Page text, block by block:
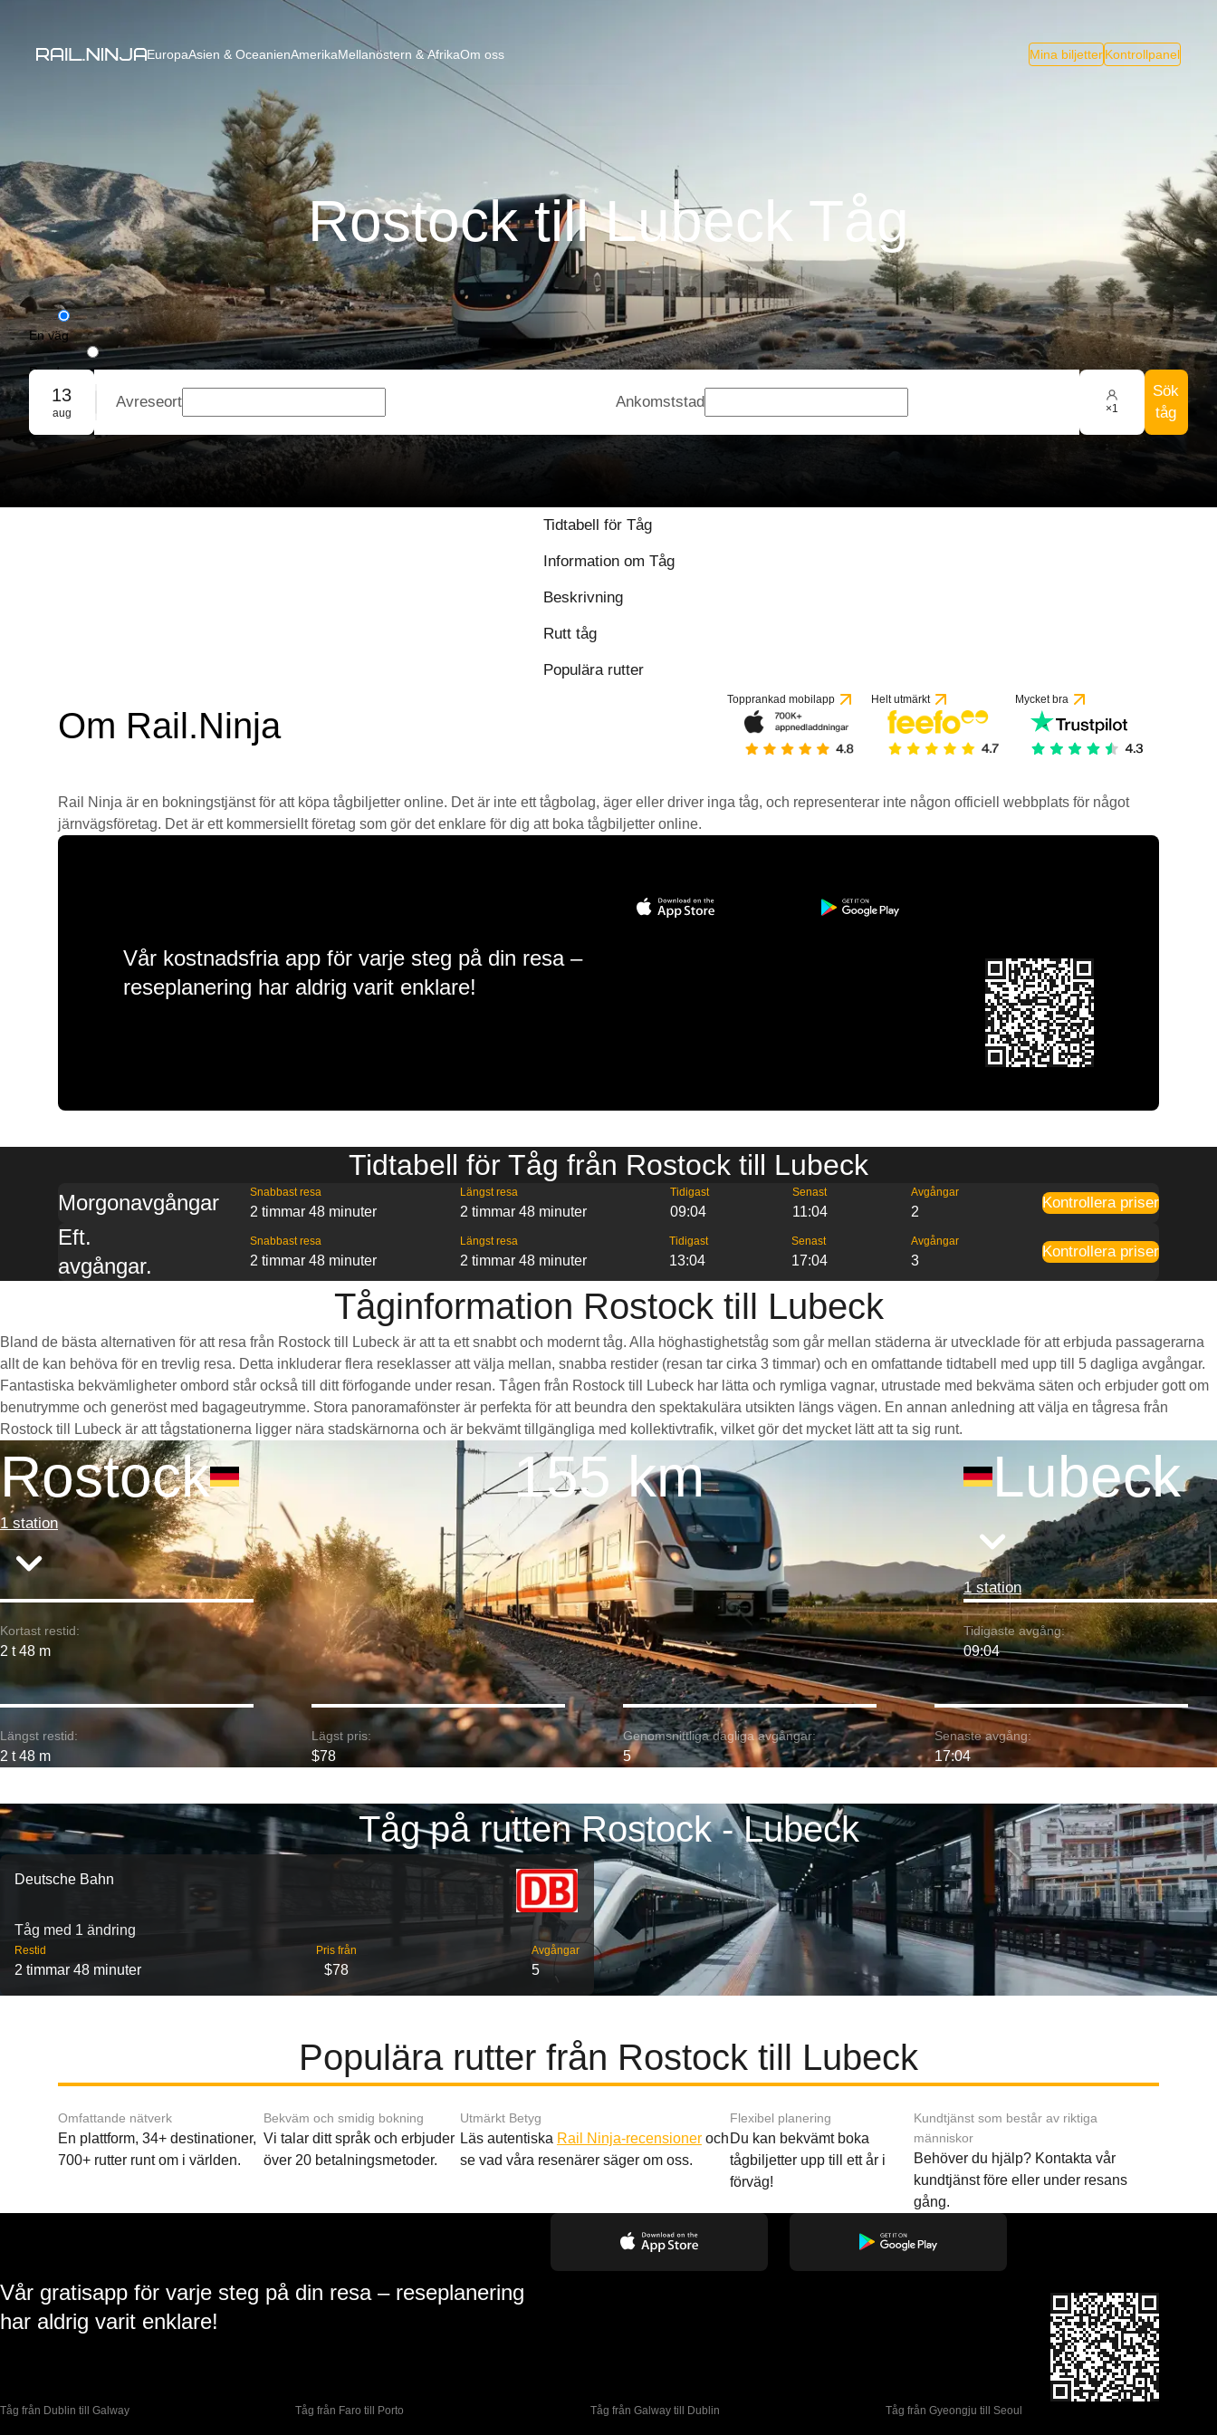
EuropaAsien & OceanienAmerikaMellanöstern & AfrikaOm oss Mina biljetterKontrollpanel
Rostock till Lubeck Tåg
En väg
Rundresa
Gruppbokning
13
aug
Avreseort Ankomststad ×1
Sök
tåg
Tidtabell för Tåg
Information om Tåg
Beskrivning
Rutt tåg
Populära rutter
Om Rail.Ninja
Topprankad mobilapp Helt utmärkt Mycket bra
Rail Ninja är en bokningstjänst för att köpa tågbiljetter online. Det är inte ett tågbolag, äger eller driver inga tåg, och representerar inte någon officiell webbplats för något
järnvägsföretag. Det är ett kommersiellt företag som gör det enklare för dig att boka tågbiljetter online.
Vår kostnadsfria app för varje steg på din resa –
reseplanering har aldrig varit enklare!
Tidtabell för Tåg från Rostock till Lubeck
Morgonavgångar Snabbast resa
2 timmar 48 minuter
Längst resa
2 timmar 48 minuter
Tidigast
09:04
Senast
11:04
Avgångar
2
Kontrollera priser
Eft.
avgångar.
Snabbast resa
2 timmar 48 minuter
Längst resa
2 timmar 48 minuter
Tidigast
13:04
Senast
17:04
Avgångar
3
Kontrollera priser
Tåginformation Rostock till Lubeck
Bland de bästa alternativen för att resa från Rostock till Lubeck är att ta ett snabbt och modernt tåg. Alla höghastighetståg som går mellan städerna är utvecklade för att erbjuda passagerarna
allt de kan behöva för en trevlig resa. Detta inkluderar flera reseklasser att välja mellan, snabba restider (resan tar cirka 3 timmar) och en omfattande tidtabell med upp till 5 dagliga avgångar.
Fantastiska bekvämligheter ombord står också till ditt förfogande under resan. Tågen från Rostock till Lubeck har lätta och rymliga vagnar, utrustade med bekväma säten och erbjuder gott om
benutrymme och generöst med bagageutrymme. Stora panoramafönster är perfekta för att beundra den spektakulära utsikten längs vägen. En annan anledning att välja en tågresa från
Rostock till Lubeck är att tågstationerna ligger nära stadskärnorna och är bekvämt tillgängliga med kollektivtrafik, vilket gör det mycket lätt att ta sig runt.
Rostock
1 station
155 km Lubeck
1 station
Kortast restid:
2 t 48 m
Tidigaste avgång:
09:04
Längst restid:
2 t 48 m
Lägst pris:
$78
Genomsnittliga dagliga avgångar:
5
Senaste avgång:
17:04
Tåg på rutten Rostock - Lubeck
Deutsche Bahn
Tåg med 1 ändring
Restid
2 timmar 48 minuter
Pris från
$78
Avgångar
5
Populära rutter från Rostock till Lubeck
Omfattande nätverk
En plattform, 34+ destinationer,
700+ rutter runt om i världen.
Bekväm och smidig bokning
Vi talar ditt språk och erbjuder
över 20 betalningsmetoder.
Utmärkt Betyg
Läs autentiska Rail Ninja-recensioneroch
se vad våra resenärer säger om oss.
Flexibel planering
Du kan bekvämt boka
tågbiljetter upp till ett år i
förväg!
Kundtjänst som består av riktiga
människor
Behöver du hjälp? Kontakta vår
kundtjänst före eller under resans
gång.
Vår gratisapp för varje steg på din resa – reseplanering
har aldrig varit enklare!
Tåg från Dublin till Galway Tåg från Faro till Porto Tåg från Galway till Dublin Tåg från Gyeongju till Seoul